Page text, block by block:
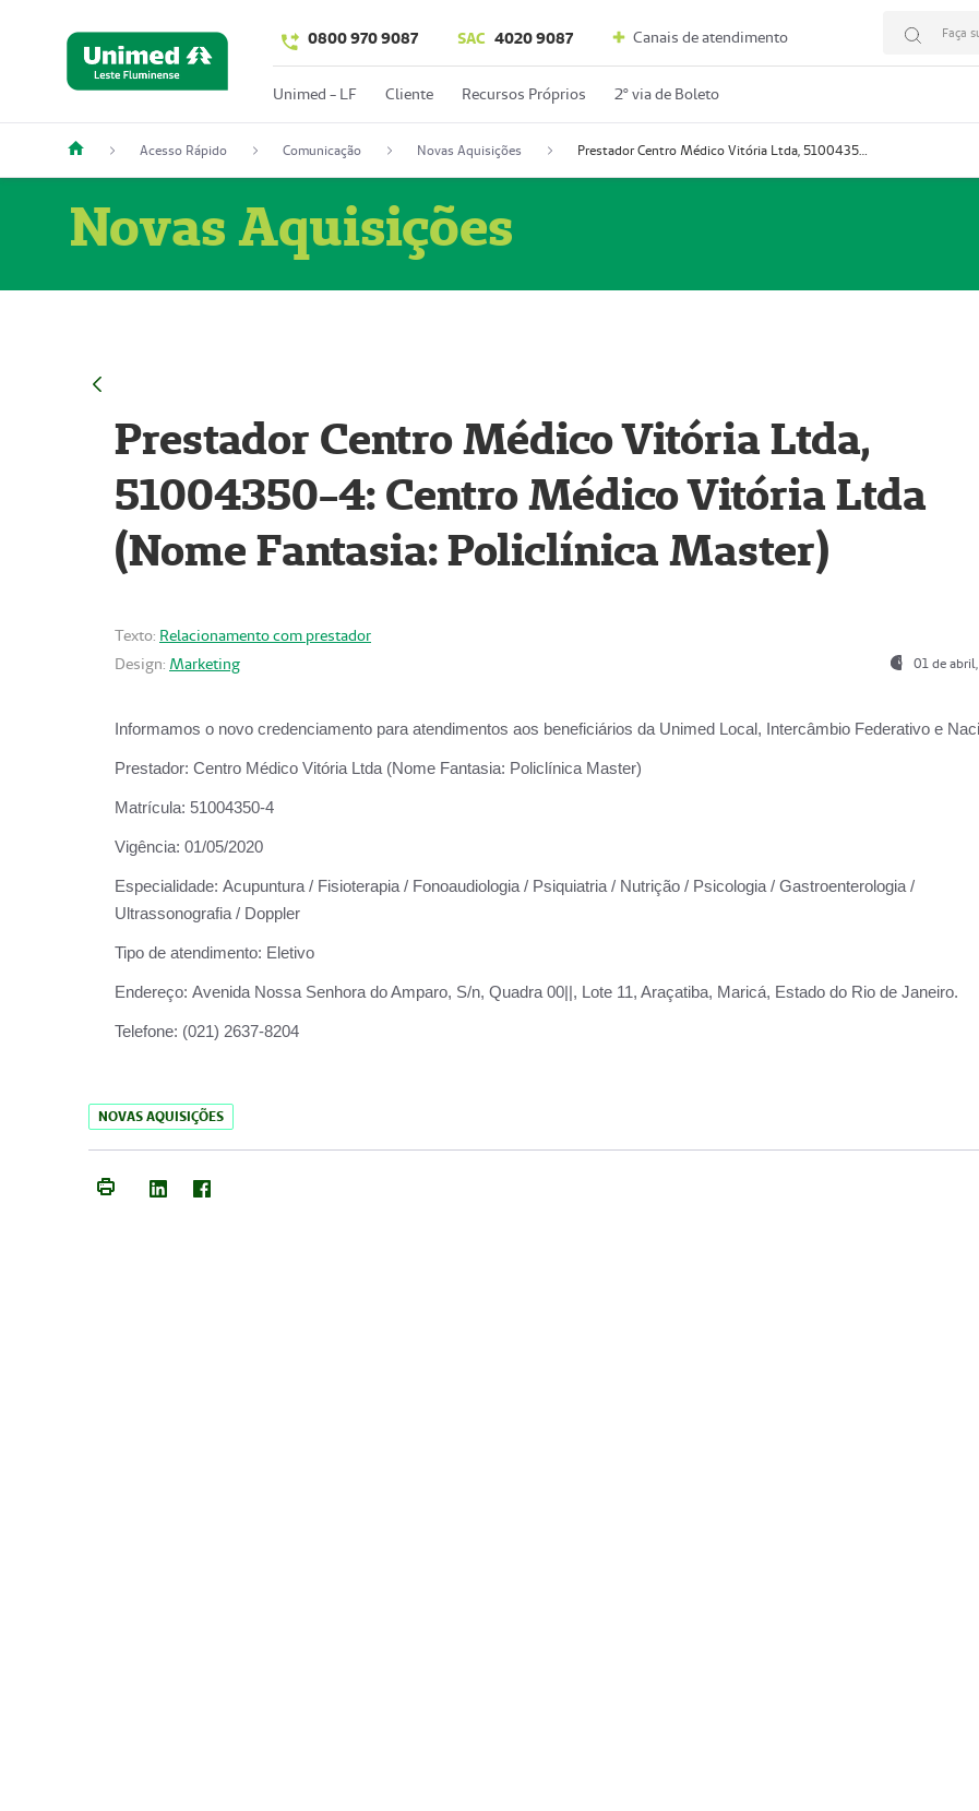
0800 970 9087 SAC 4020 9087 Canais de atendimento Faça
Unimed - LF Cliente Recursos Próprios 2º via de Boleto
Acesso Rápido Comunicação Novas Aquisições Prestador Centro Médico Vitória Ltda, 51004350-4: Centro Médico Vitória Ltda (Nome Fantasia: Policlínica Master)
Novas Aquisições
Prestador Centro Médico Vitória Ltda,
51004350-4: Centro Médico Vitória Ltda
(Nome Fantasia: Policlínica Master)
Texto: Relacionamento com prestador
Design: Marketing 01 de
Informamos o novo credenciamento para atendimentos aos beneficiários da Unimed Local, Intercâmbio Federativo e
Prestador: Centro Médico Vitória Ltda (Nome Fantasia: Policlínica Master)
Matrícula: 51004350-4
Vigência: 01/05/2020
Especialidade: Acupuntura / Fisioterapia / Fonoaudiologia / Psiquiatria / Nutrição / Psicologia / Gastroenterologia /
Ultrassonografia / Doppler
Tipo de atendimento: Eletivo
Endereço: Avenida Nossa Senhora do Amparo, S/n, Quadra 00||, Lote 11, Araçatiba, Maricá, Estado do Rio de Janeiro.
Telefone: (021) 2637-8204
NOVAS AQUISIÇÕES